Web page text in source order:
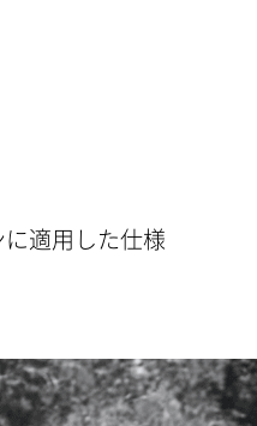
適用した仕様